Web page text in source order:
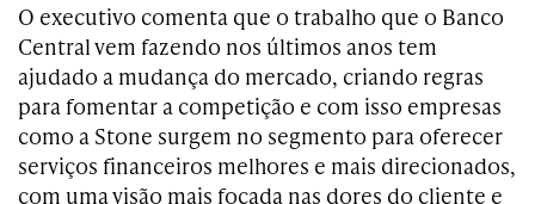
O executivo comenta que o trabalho que o Banco
Central vem fazendo nos últimos anos tem
ajudado a mudança do mercado, criando regras
para fomentar a competição e com isso empresas
como a Stone surgem no segmento para oferecer
serviços financeiros melhores e mais direcionados,
com uma visão mais focada nas dores do cliente e